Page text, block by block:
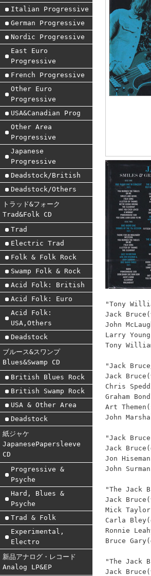
Italian Progressive
German Progressive
Nordic Progressive
East Euro
Progressive
French Progressive
Other Euro
Progressive
USA&Canadian Prog
Other Area
Progressive
Japanese
Progressive
Deadstock/British
Deadstock/Others
トラッド&フォーク
Trad&Folk CD
Trad
Electric Trad
Folk & Folk Rock
Swamp Folk & Rock
Acid Folk: British
Acid Folk: Euro
Acid Folk:
USA,Others
Deadstock
ブルース&スワンプ
Blues&Swamp CD
British Blues Rock
British Swamp Rock
USA & Other Area
Deadstock
紙ジャケ
JapanesePapersleeve
CD
Progressive &
Psyche
Hard, Blues &
Psyche
Trad & Folk
Experimental,
Electro
新品アナログ・レコード
Analog LP&EP
"Tony
Jack
John
Larry
Tony
"Jack
Jack
Chris
Graham
Art
John
"Jack
Jack
Jon
John
"The Jack
Jack
Mick
Carla
Ronnie
Bruce
"The Jack
Jack